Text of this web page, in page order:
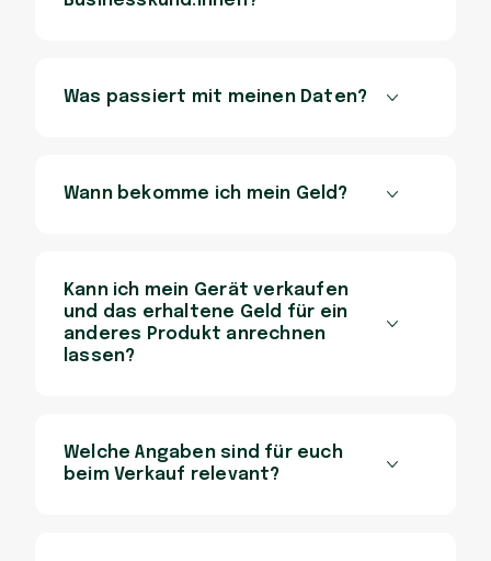
Was passiert mit meinen Daten?
Wann bekomme ich mein Geld?
Kann ich mein Gerät verkaufen
und das erhaltene Geld für ein
anderes Produkt anrechnen
lassen?
Welche Angaben sind für euch
beim Verkauf relevant?